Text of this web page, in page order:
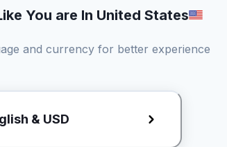
2 Kali revisi draft
Live
Kamu
You are In United States
and currency for better experience
& USD